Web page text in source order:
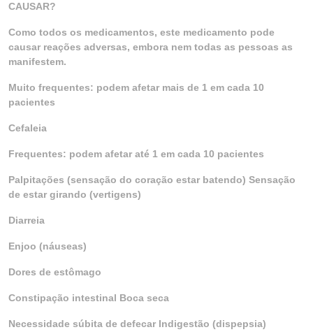
CAUSAR?
Como todos os medicamentos, este medicamento pode
causar reações adversas, embora nem todas as pessoas as
manifestem.
Muito frequentes: podem afetar mais de 1 em cada 10
pacientes
Cefaleia
Frequentes: podem afetar até 1 em cada 10 pacientes
Palpitações (sensação do coração estar batendo) Sensação
de estar girando (vertigens)
Diarreia
Enjoo (náuseas)
Dores de estômago
Constipação intestinal Boca seca
Necessidade súbita de defecar Indigestão (dispepsia)